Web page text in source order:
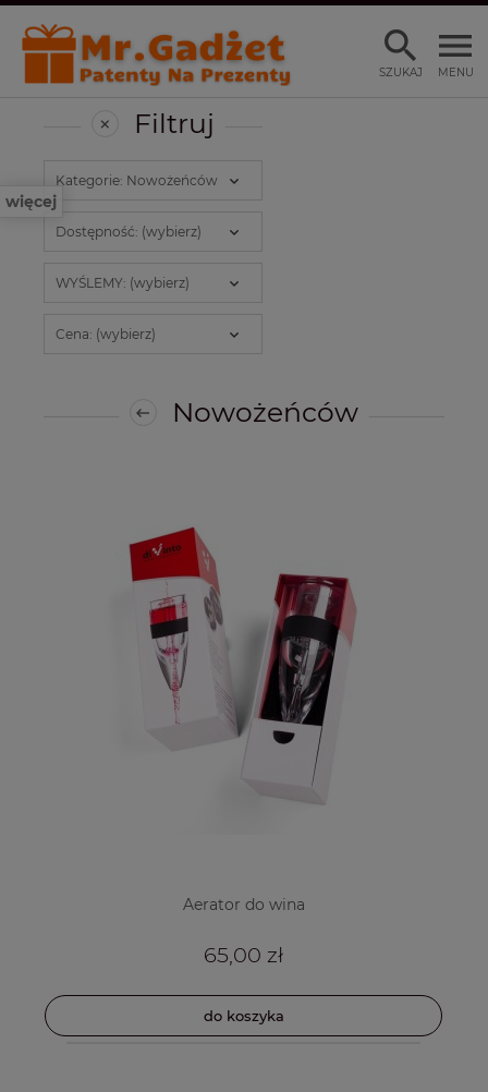
MENU
SZUKAJ
więcej
Filtruj
Kategorie: Nowożeńców
Dostępność: (wybierz)
WYŚLEMY: (wybierz)
Cena: (wybierz)
Nowożeńców
Aerator do wina
65,00 zł
do koszyka